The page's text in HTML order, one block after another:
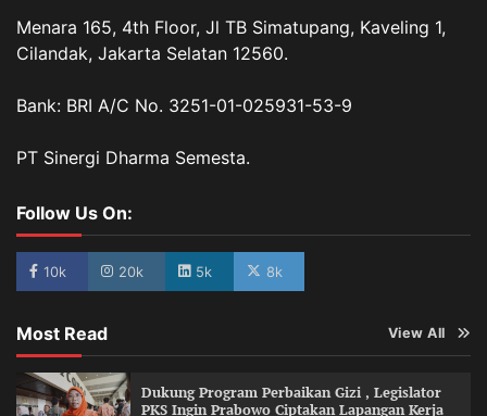
Menara 165, 4th Floor, Jl TB Simatupang, Kaveling 1,
Cilandak, Jakarta Selatan 12560.
Bank: BRI A/C No. 3251-01-025931-53-9
PT Sinergi Dharma Semesta.
Follow Us On:
10k 20k 5k 8k
Most Read View All
Dukung Program Perbaikan Gizi , Legislator
PKS Ingin Prabowo Ciptakan Lapangan Kerja